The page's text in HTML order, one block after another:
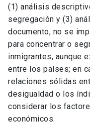
(1) análisis
segregación y (3)
documento, no se
para concentrar o
inmigrantes, aunque
entre los países; en
relaciones sólidas
desigualdad o los
considerar los
económicos.